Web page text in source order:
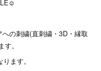
の刺繍(直刺繍・3D・縁取
。
ます。